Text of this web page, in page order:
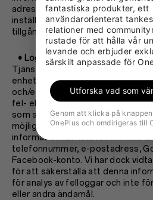
adress, MAC-adress,
inställningarna för den enhet som
tillgång till tjänsten.
• Logginformation: Detta kan
Tjänsten används, söktermer
enhetens felloggar. Android-
och/eller wearable är utformat
fel- eller kraschlogg kommer att
som samlats in vid tidpunkten
möjligt för oss att analysera
information kan ibland innehålla
telefonnummer, e-postadress,
Facebook-konto. Vi har dock
för att säkerställa att denna
för analys av felloggar och inte
eller andra ändamål.
fantastiska produkter, ett
användarorienterat
relationer med
rustade för att hålla vår
levande och erbjuder
särskilt anpassade för
Utforska vad som
Genom att klicka på
OnePlus och omdirigeras till